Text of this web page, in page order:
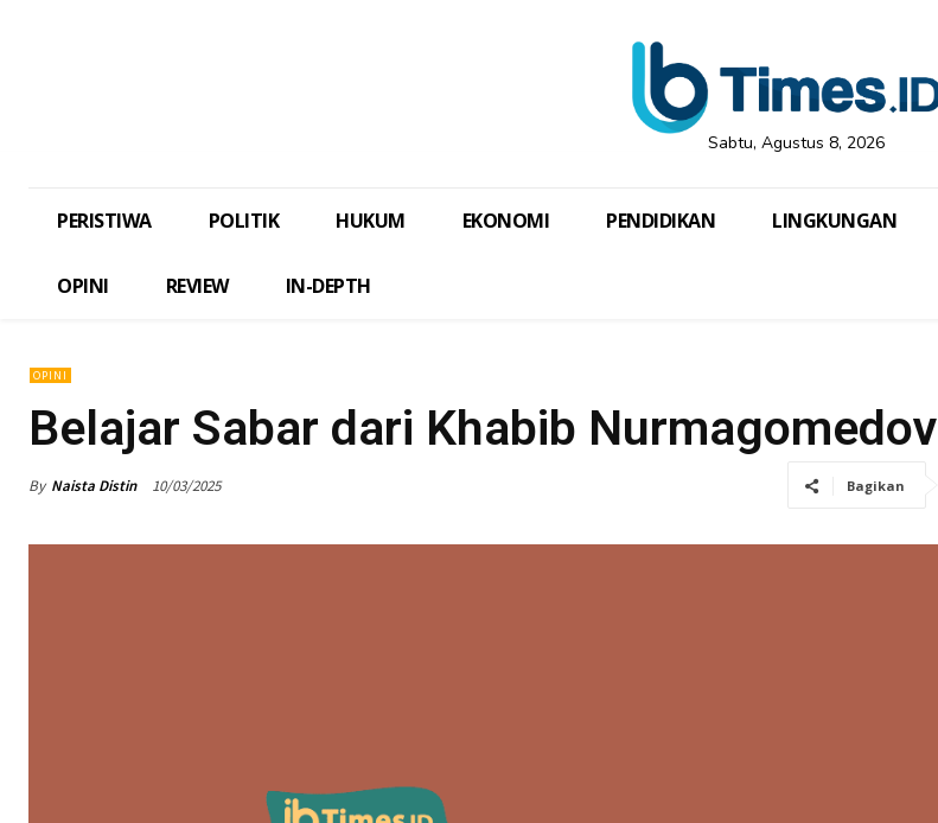
Sabtu, Agustus 8, 2026
PERISTIWA POLITIK HUKUM EKONOMI PENDIDIKAN LINGKUNGAN
OPINI REVIEW IN-DEPTH
OPINI
Belajar Sabar dari Khabib Nurmagomedov
By Naista Distin 10/03/2025 Bagikan